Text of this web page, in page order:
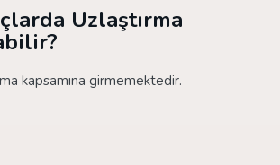
Uzlaştırma
kapsamına girmemektedir.